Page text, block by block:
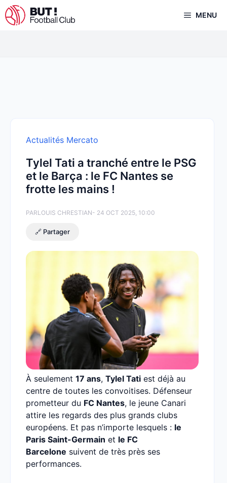
Aller
au
MENU
Actualités Mercato
Tylel Tati a tranché entre le PSG
et le Barça : le FC Nantes se
frotte les mains !
PARLOUIS CHRESTIAN- 24 OCT 2025, 10:00
🔗 Partager
À seulement 17 ans, Tylel Tati est déjà au
centre de toutes les convoitises. Défenseur
prometteur du FC Nantes, le jeune Canari
attire les regards des plus grands clubs
européens. Et pas n’importe lesquels : le
Paris Saint-Germain et le FC
Barcelone suivent de très près ses
performances.